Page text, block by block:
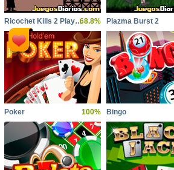
Ricochet Kills 2 Players Pack68.8% Plazma Burst 2
Poker 100% Bingo